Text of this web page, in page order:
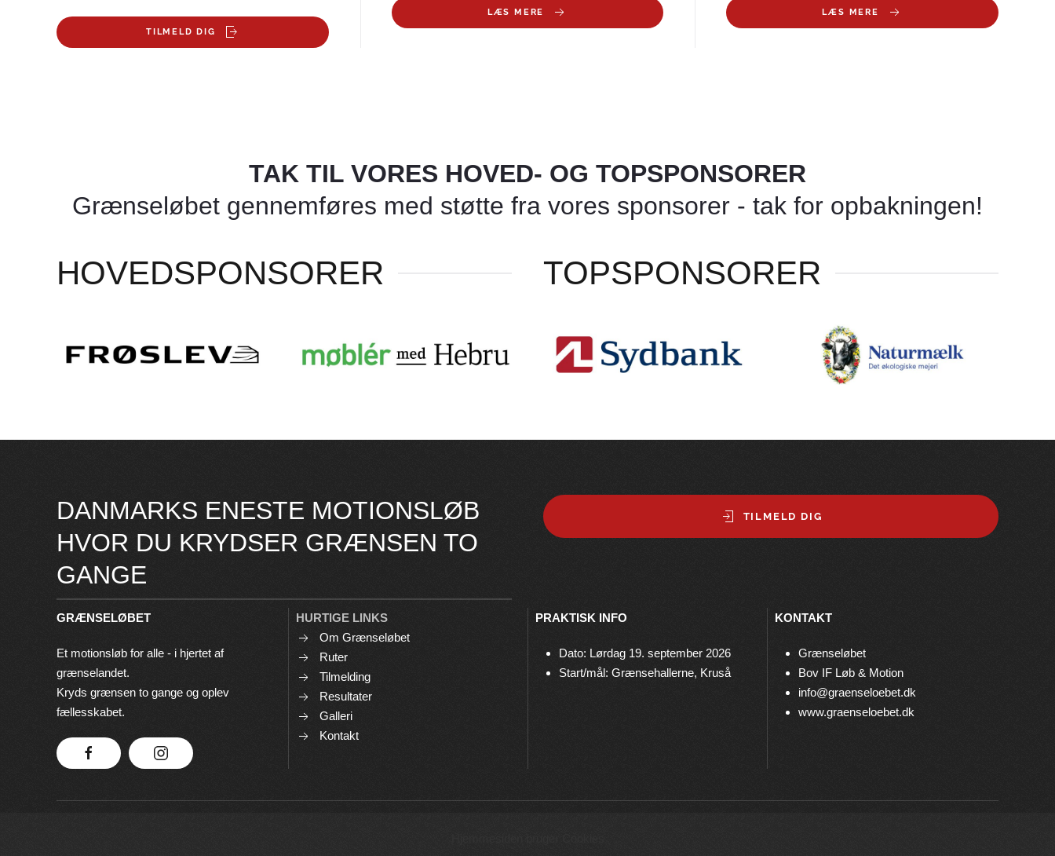
TILMELD DIG
LÆS MERE LÆS MERE
TAK TIL VORES HOVED- OG TOPSPONSORER
Grænseløbet gennemføres med støtte fra vores sponsorer - tak for opbakningen!
HOVEDSPONSORER TOPSPONSORER
DANMARKS ENESTE MOTIONSLØB
HVOR DU KRYDSER GRÆNSEN TO
GANGE
TILMELD DIG
GRÆNSELØBET
Et motionsløb for alle - i hjertet af
grænselandet.
Kryds grænsen to gange og oplev
fællesskabet.
HURTIGE LINKS
Om Grænseløbet
Ruter
Tilmelding
Resultater
Galleri
Kontakt
PRAKTISK INFO
Dato: Lørdag 19. september 2026
Start/mål: Grænsehallerne, Kruså
KONTAKT
Grænseløbet
Bov IF Løb & Motion
info@graenseloebet.dk
www.graenseloebet.dk